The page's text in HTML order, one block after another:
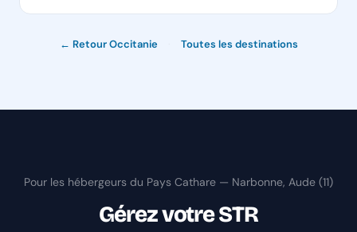
← Retour Occitanie Toutes les destinations
Pour les hébergeurs du Pays Cathare — Narbonne, Aude (11)
Gérez votre STR